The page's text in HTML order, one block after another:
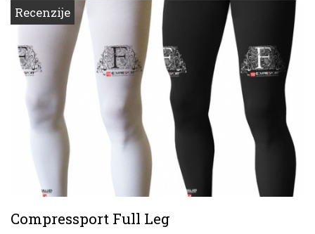
Recenzije
Compressport Full Leg